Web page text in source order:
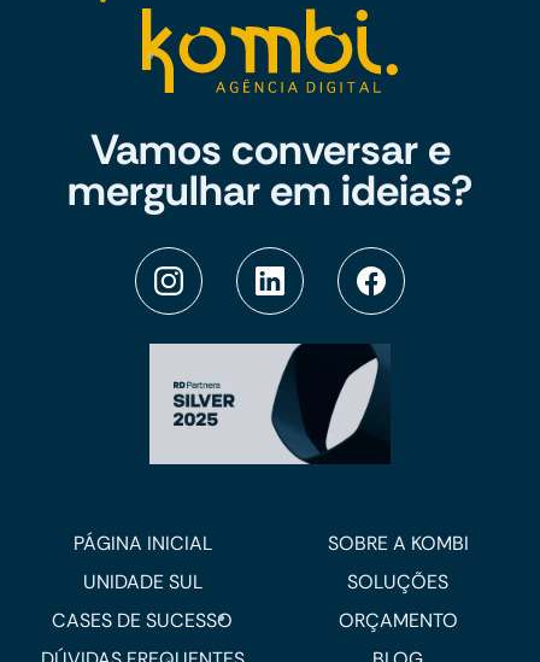
Vamos conversar e
mergulhar em ideias?
PÁGINA INICIAL
SOBRE A KOMBI
UNIDADE SUL
SOLUÇÕES
CASES DE SUCESSO
ORÇAMENTO